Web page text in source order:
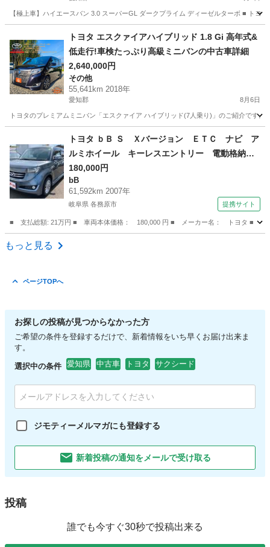
【極上車】ハイエースバン 3.0 スーパーGL ダークプライム ディーゼルターボ ■ ト
ハイエース 車両
トヨタ エスクァイアハイブリッド 1.8 Gi 高年式&
低走行!車検たっぷり高級ミニバンの中古車詳細
2,640,000円
その他
55,641km 2018年
愛知郡 8月6日
トヨタのプレミアムミニバン「エスクァイア ハイブリッド(7人乗り)」のご紹介です
その他
トヨタ ｂＢ Ｓ Ｘバージョン ＥＴＣ ナビ ア
ルミホイール キーレスエントリー 電動格納ミ
ラー ＡＴ 衝突安全ボディ ベンチシート Ａ
ＢＳ ＣＤ ＤＶＤ再生 エアコン パワーステ
アリング 現状渡し （なし）
180,000円
bB
61,592km 2007年
岐阜県 各務原市 提携サイト
■ 支払総額: 21万円 ■ 車両本体価格： 180,000 円 ■ メーカー名： トヨタ ■
岐阜 各務原市
もっと見る
ページTOPへ
お探しの投稿が見つからなかった方
ご希望の条件を登録するだけで、新着情報をいち早くお届け出来ま
す。
選択中の条件 愛知県 中古車 トヨタ サクシード
ジモティーメルマガにも登録する
新着投稿の通知をメールで受け取る
投稿
誰でも今すぐ30秒で投稿出来る